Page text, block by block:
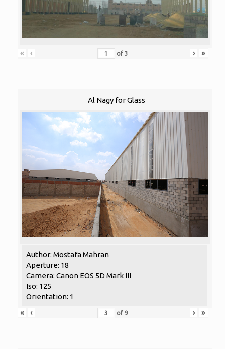
« ‹ of 3 › »
Al Nagy for Glass
Author: Mostafa Mahran
Aperture: 18
Camera: Canon EOS 5D Mark III
Iso: 125
Orientation: 1
«
‹ of 9 › »